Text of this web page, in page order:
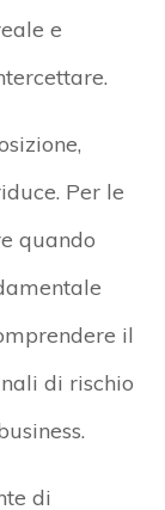
e
Per le
quando
il
di rischio
di